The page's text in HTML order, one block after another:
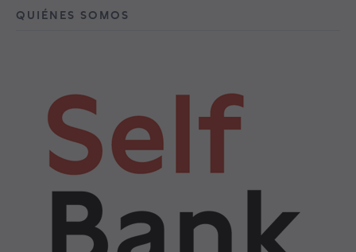
QUIÉNES SOMOS